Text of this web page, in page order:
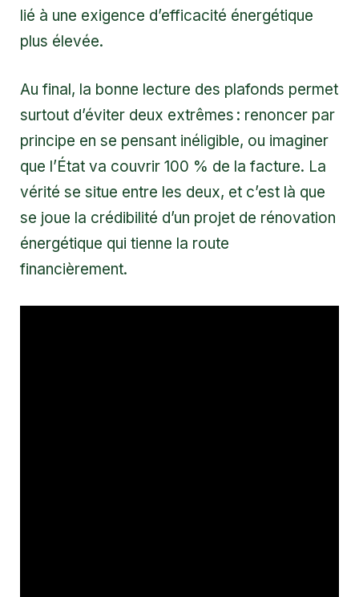
lié à une exigence d’efficacité énergétique
plus élevée.
Au final, la bonne lecture des plafonds permet
surtout d’éviter deux extrêmes : renoncer par
principe en se pensant inéligible, ou imaginer
que l’État va couvrir 100 % de la facture. La
vérité se situe entre les deux, et c’est là que
se joue la crédibilité d’un projet de rénovation
énergétique qui tienne la route
financièrement.